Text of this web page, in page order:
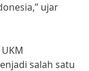
ujar
salah satu